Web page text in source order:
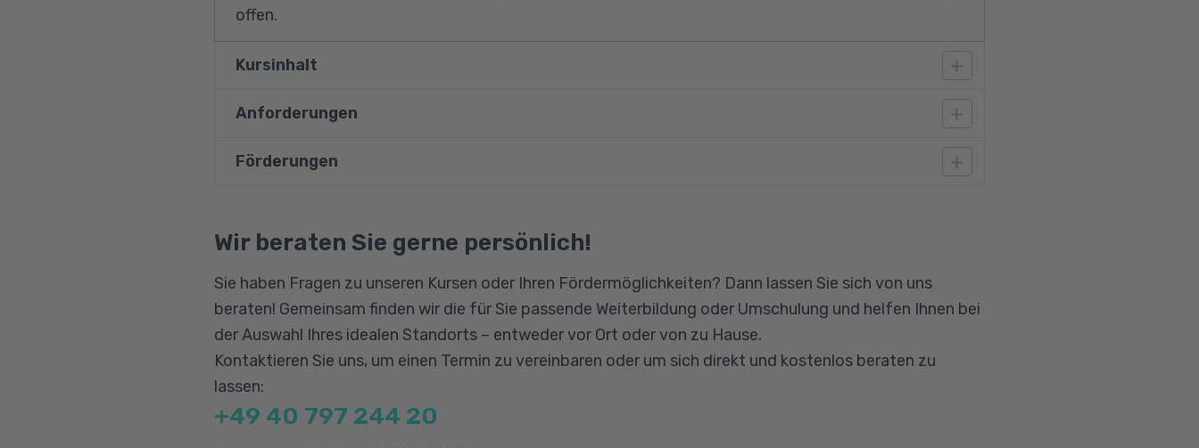
offen.
Kursinhalt
Beschreiben der Konzepte für Sicherheit, Compliance und Identität
Vorbereitung auf die externe Prüfung
Anforderungen
Teilnehmende müssen über gute Deutschkenntnisse verfügen und im Umgang mit Windows geübt
Förderungen
Qualifizierungschancengesetz
Wir beraten Sie gerne persönlich!
Sie haben Fragen zu unseren Kursen oder Ihren Fördermöglichkeiten? Dann lassen Sie sich von uns
beraten! Gemeinsam finden wir die für Sie passende Weiterbildung oder Umschulung und helfen Ihnen bei
der Auswahl Ihres idealen Standorts – entweder vor Ort oder von zu Hause.
Kontaktieren Sie uns, um einen Termin zu vereinbaren oder um sich direkt und kostenlos beraten zu
lassen:
+49 40 797 244 20